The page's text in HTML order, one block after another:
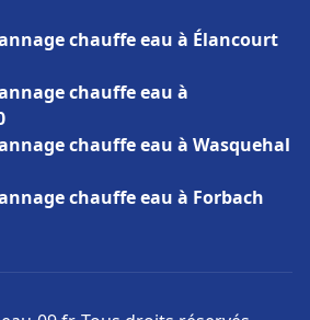
chauffe eau à Élancourt
chauffe eau à
chauffe eau à Wasquehal
chauffe eau à Forbach